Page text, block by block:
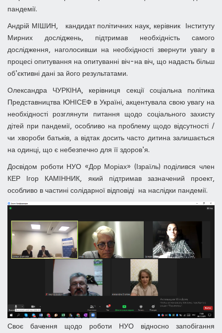
пандемії.
Андрій МІШИН, кандидат політичних наук, керівник Інституту
Мирних досліджень, підтримав необхідність самого
дослідження, наголосивши на необхідності звернути увагу в
процесі опитування на опитуванні віч-на віч, що надасть більш
об’єктивні дані за його результатами.
Олександра ЧУРКІНА, керівниця секції соціальна політика
Представництва ЮНІСЕФ в Україні, акцентувала свою увагу на
необхідності розглянути питання щодо соціального захисту
дітей при пандемії, особливо на проблему щодо відсутності /
чи хвороби батьків, а відтак досить часто дитина залишається
на одинці, що є небезпечно для її здоров’я.
Досвідом роботи НУО «Дор Моріах» (Ізраїль) поділився член
КЕР Ігор КАМІННИК, який підтримав зазначений проект,
особливо в частині солідарної відповіді на наслідки пандемії.
Своє бачення щодо роботи НУО відносно запобігання